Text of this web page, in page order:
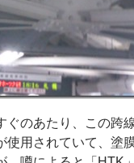
ぐのあたり、この跨
使用されていて、塗